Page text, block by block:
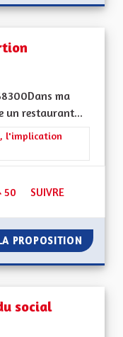
ma
un restaurant...
solidarités, les soins
l'implication
50 50 ABONNÉS
SUIVRE
PROPOSITION
social